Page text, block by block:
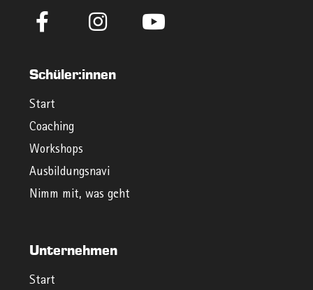
Schüler:innen
Start
Coaching
Workshops
Ausbildungsnavi
Nimm mit, was geht
Unternehmen
Start